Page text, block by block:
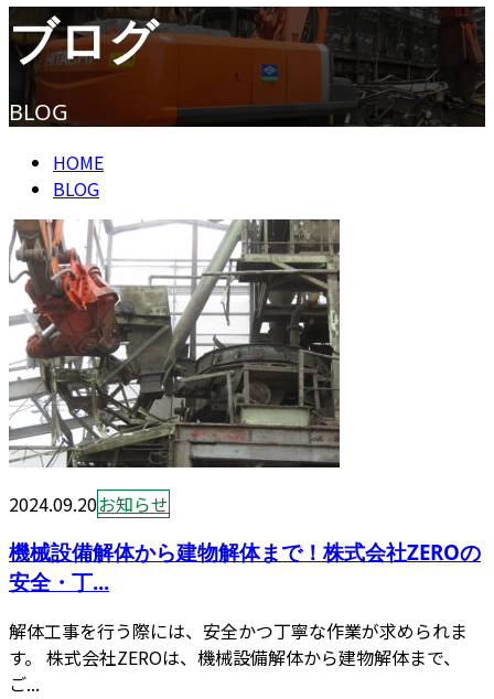
ENTRY
CONTACT
ブログ
BLOG
HOME
BLOG
2024.09.20お知らせ
機械設備解体から建物解体まで！株式会社ZEROの
安全・丁...
解体工事を行う際には、安全かつ丁寧な作業が求められま
す。 株式会社ZEROは、機械設備解体から建物解体まで、
ご...